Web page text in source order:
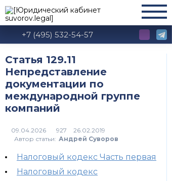
+7 (495) 532-54-57
Статья 129.11
Непредставление
документации по
международной группе
компаний
927
Автор статьи: Андрей Суворов
Налоговый кодекс Часть первая
Налоговый кодекс